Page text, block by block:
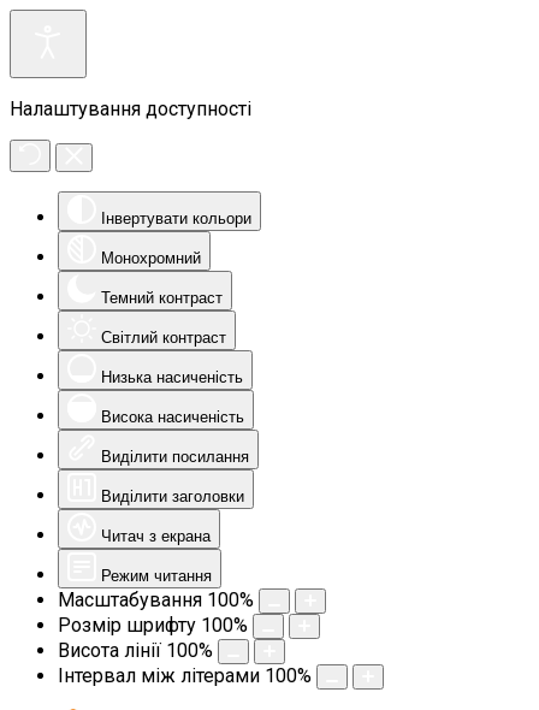
Налаштування доступності
Інвертувати кольори
Монохромний
Темний контраст
Світлий контраст
Низька насиченість
Висока насиченість
Виділити посилання
Виділити заголовки
Читач з екрана
Режим читання
Масштабування 100%
Розмір шрифту 100%
Висота лінії 100%
Інтервал між літерами 100%